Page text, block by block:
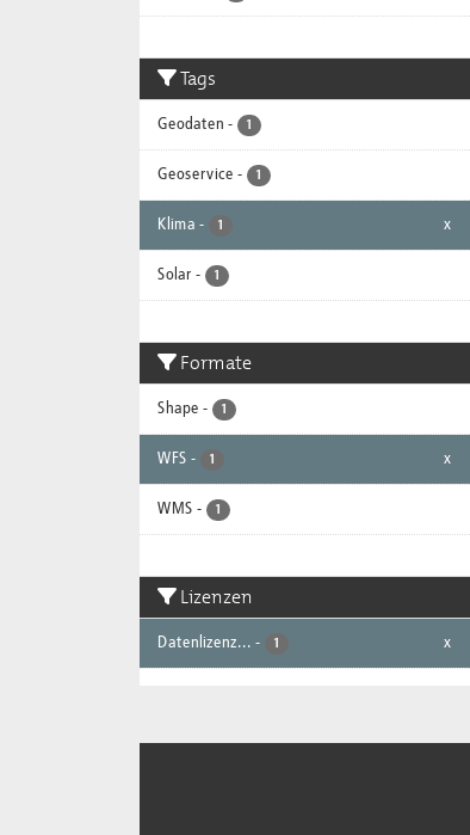
Tags
Geodaten - 1
Geoservice - 1
Klima - 1 x
Solar - 1
Formate
Shape - 1
WFS - 1 x
WMS - 1
Lizenzen
Datenlizenz... - 1 x